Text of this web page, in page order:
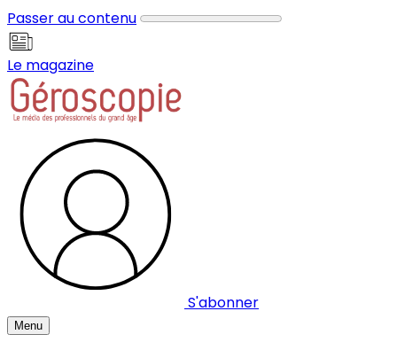
Passer au contenu
Le magazine
S'abonner
Menu
Panneau de gestion des cookies